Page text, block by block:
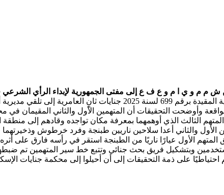
م م و ي ا م و ع ف ع إلى مفتى الجمهورية لإبداء الرأي الشرعي
وتعود وقائع القضية المقيدة برقم 699 لسنة 2025
وأوضحت التحقيقات أن المتهمين الأول والثاني المقيمان في
المتهم الثالث الذي أوهمهما بمعرفة مكان تواجده وقادهم إلى
الأول والثاني أعدا سلاحين ناريين طبنجة وفرد خرطوش
الأول عيارًا ناريًا من الطبنجة استقر في رأسه فارق على أثره
وبتشكيل فريق بحث جنائي وتتبع خط سير المتهمين تم
على ذمة التحقيقات إلى أن أحيلوا إلى محكمة جنايات